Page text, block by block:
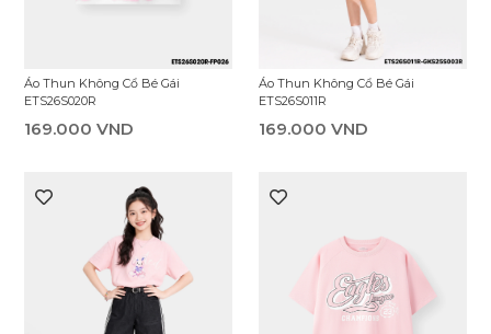
Áo Thun Không Cổ Bé Gái
ETS26S020R
169.000 VND
Áo Thun Không Cổ Bé Gái
ETS26S011R
169.000 VND